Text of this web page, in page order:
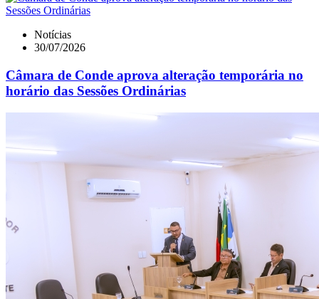
Notícias
30/07/2026
Câmara de Conde aprova alteração temporária no
horário das Sessões Ordinárias